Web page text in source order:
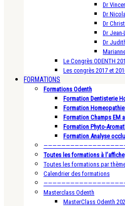
Dr
Dr
Dr
Dr
Dr
Le Congrès ODENTH
Les congrès 2017 et
FORMATIONS
Formations Odenth
Formation Dentisterie
Formation
Formation Champs EM
Formation Phyto-
Formation Analyse
Toutes les formations à l’affiche
Toutes les formations par
Calendrier des formations
Masterclass Odenth
MasterClass Odenth